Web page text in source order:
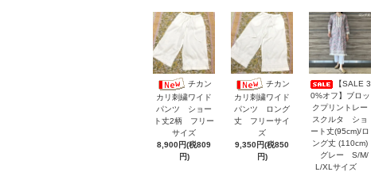
チカン
カリ刺繍ワイド
パンツ ショー
ト丈2柄 フリー
サイズ
8,900円(税809
円)
チカン
カリ刺繍ワイド
パンツ ロング
丈 フリーサイ
ズ
9,350円(税850
円)
【SALE 3
0%オフ】ブロッ
クプリントレー
スクルタ ショ
ート丈(95cm)/ロ
ング丈 (110cm)
グレー S/M/
L/XLサイズ